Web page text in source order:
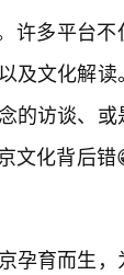
许多平台不
及文化解读
的访谈、或
文化背后错
孕育而生，